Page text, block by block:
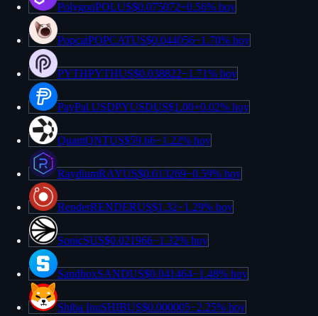
PolygonPOLUS$0.075072+0.56% hoy
PopcatPOPCATUS$0.044056−1.70% hoy
PYTHPYTHUS$0.038822−1.71% hoy
PayPal USDPYUSDUS$1.00+0.02% hoy
QuantQNTUS$59.66−1.22% hoy
RaydiumRAYUS$0.613269−0.59% hoy
RenderRENDERUS$1.32−1.29% hoy
SonicSUS$0.021966−1.32% hoy
SandboxSANDUS$0.041464−1.48% hoy
Shiba InuSHIBUS$0.000005−2.25% hoy